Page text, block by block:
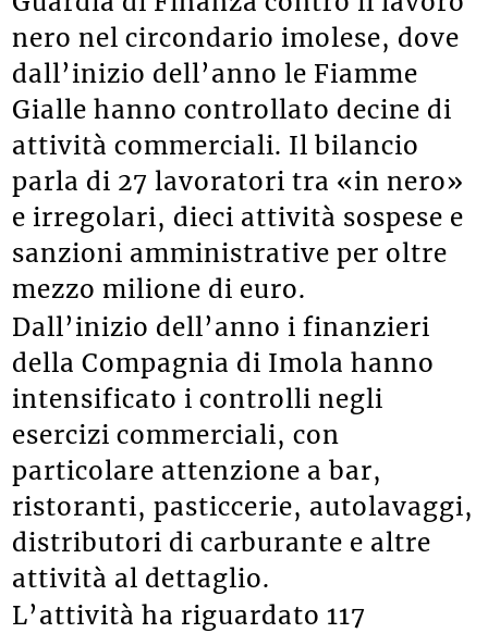
nero nel circondario imolese, dove
dall’inizio dell’anno le Fiamme
Gialle hanno controllato decine di
attività commerciali. Il bilancio
parla di 27 lavoratori tra «in nero»
e irregolari, dieci attività sospese e
sanzioni amministrative per oltre
mezzo milione di euro.
Dall’inizio dell’anno i finanzieri
della Compagnia di Imola hanno
intensificato i controlli negli
esercizi commerciali, con
particolare attenzione a bar,
ristoranti, pasticcerie, autolavaggi,
distributori di carburante e altre
attività al dettaglio.
L’attività ha riguardato 117